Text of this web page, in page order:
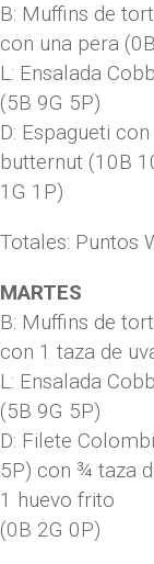
B: Muffins de
con una pera
L: Ensalada
(5B 9G 5P)
D: Espagueti
butternut (10B
1G 1P)
Totales: Puntos
MARTES
B: Muffins de
con 1 taza de
L: Ensalada
(5B 9G 5P)
D: Filete
5P) con ¾ taza
1 huevo frito
(0B 2G 0P)